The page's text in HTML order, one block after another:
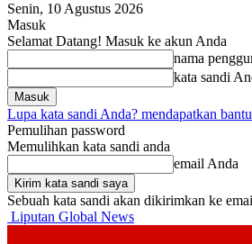
Senin, 10 Agustus 2026
Masuk
Selamat Datang! Masuk ke akun Anda
nama
kata sandi
Lupa kata sandi Anda? mendapatkan
Pemulihan password
Memulihkan kata sandi anda
email Anda
Sebuah kata sandi akan dikirimkan ke
Liputan Global News